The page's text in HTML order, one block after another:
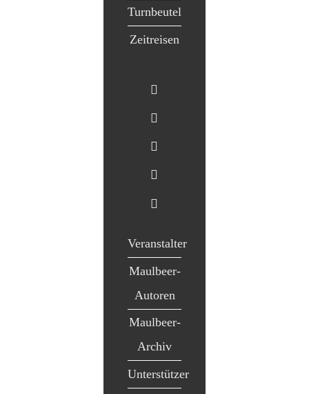
Turnbeutel
Zeitreisen
Veranstalter
Maulbeer-
Autoren
Maulbeer-
Archiv
Unterstützer